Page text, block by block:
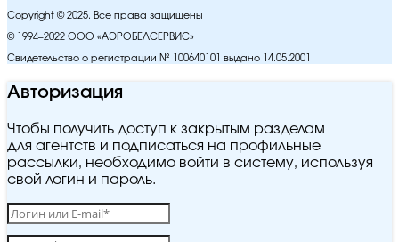
Copyright © 2025. Все права защищены
© 1994–2022 ООО «АЭРОБЕЛСЕРВИС»
Свидетельство о регистрации № 100640101 выдано 14.05.2001
Авторизация
Чтобы получить доступ к закрытым разделам
для агентств и подписаться на профильные
рассылки, необходимо войти в систему, используя
свой логин и пароль.